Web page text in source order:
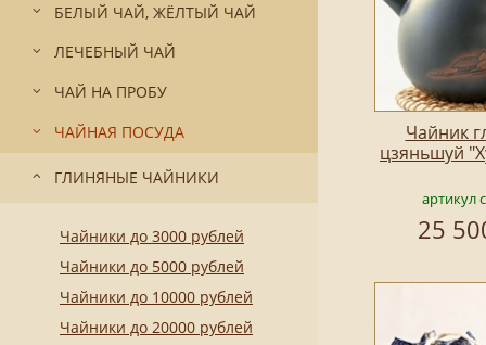
БЕЛЫЙ ЧАЙ, ЖЁЛТЫЙ ЧАЙ
ЛЕЧЕБНЫЙ ЧАЙ
ЧАЙ НА ПРОБУ
ЧАЙНАЯ ПОСУДА
ГЛИНЯНЫЕ ЧАЙНИКИ
Чайники до 3000 рублей
Чайники до 5000 рублей
Чайники до 10000 рублей
Чайники до 20000 рублей
Чайник
цзяньшуй
артикул
25